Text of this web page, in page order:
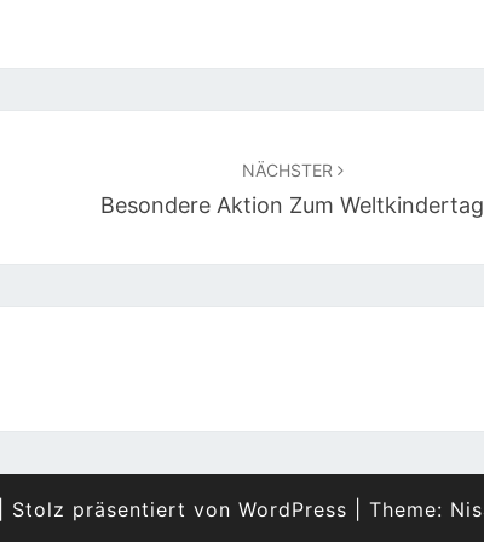
NÄCHSTER
Besondere Aktion Zum Weltkindertag
Stolz präsentiert von WordPress Theme: